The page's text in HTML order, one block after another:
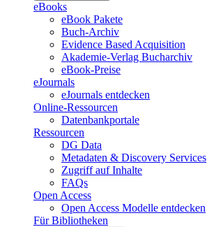
eBooks
eBook Pakete
Buch-Archiv
Evidence Based Acquisition
Akademie-Verlag Bucharchiv
eBook-Preise
eJournals
eJournals entdecken
Online-Ressourcen
Datenbankportale
Ressourcen
DG Data
Metadaten & Discovery Services
Zugriff auf Inhalte
FAQs
Open Access
Open Access Modelle entdecken
Für Bibliotheken